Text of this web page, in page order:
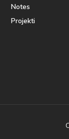
Notes
Projekti